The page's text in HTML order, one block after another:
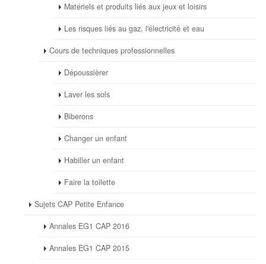
Matériels et produits liés aux jeux et loisirs
Les risques liés au gaz, l'électricité et eau
Cours de techniques professionnelles
Dépoussièrer
Laver les sols
Biberons
Changer un enfant
Habiller un enfant
Faire la toilette
Sujets CAP Petite Enfance
Annales EG1 CAP 2016
Annales EG1 CAP 2015